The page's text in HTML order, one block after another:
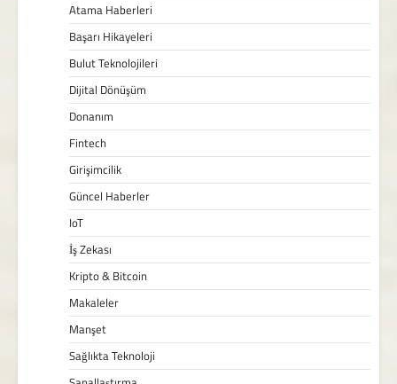
Atama Haberleri
Başarı Hikayeleri
Bulut Teknolojileri
Dijital Dönüşüm
Donanım
Fintech
Girişimcilik
Güncel Haberler
IoT
İş Zekası
Kripto & Bitcoin
Makaleler
Manşet
Sağlıkta Teknoloji